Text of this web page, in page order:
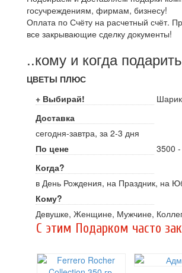
госучреждениям, фирмам, бизнесу!
Оплата по Счёту на расчетный счёт.
все закрывающие сделку документы!
..кому и когда
ЦВЕТЫ ПЛЮС
+ Выбирай!
Доставка
сегодня-завтра, за 2-3 дня
По цене
3500
Когда?
в День Рождения, на Праздник, на
Кому?
Девушке, Женщине, Мужчине,
C этим Подарком часто